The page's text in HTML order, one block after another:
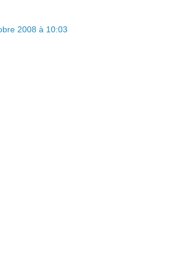
2008 à 10:03